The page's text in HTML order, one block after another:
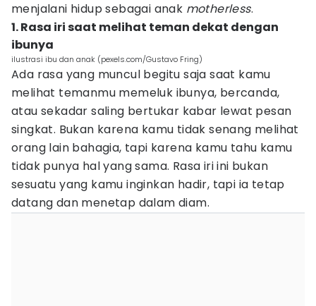
menjalani hidup sebagai anak motherless.
1. Rasa iri saat melihat teman dekat dengan
ibunya
ilustrasi ibu dan anak (pexels.com/Gustavo Fring)
Ada rasa yang muncul begitu saja saat kamu
melihat temanmu memeluk ibunya, bercanda,
atau sekadar saling bertukar kabar lewat pesan
singkat. Bukan karena kamu tidak senang melihat
orang lain bahagia, tapi karena kamu tahu kamu
tidak punya hal yang sama. Rasa iri ini bukan
sesuatu yang kamu inginkan hadir, tapi ia tetap
datang dan menetap dalam diam.